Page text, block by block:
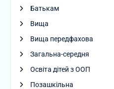
Батькам
Вища
Вища передфахова
Загальна-середня
Освіта дітей з ООП
Позашкільна